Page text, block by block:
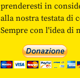
prenderesti in
alla nostra testata di
Sempre con l'idea di